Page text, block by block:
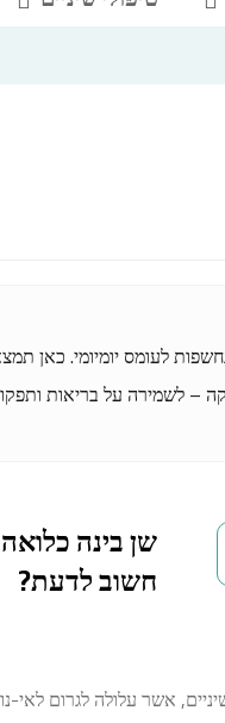
לעומס יומיומי. כאן
– לשמירה על בריאות
שן בינה
חשוב לדעת?
אשר עלולה לגרום לאי-